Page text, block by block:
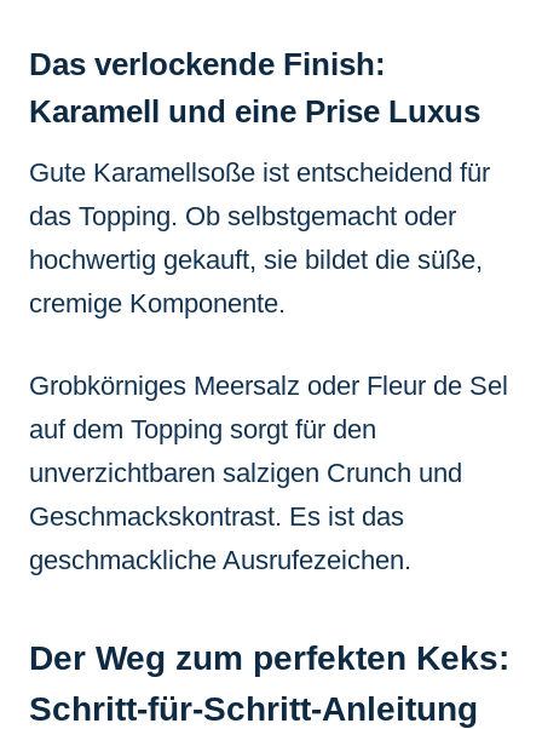
Das verlockende Finish:
Karamell und eine Prise Luxus
Gute Karamellsoße ist entscheidend für
das Topping. Ob selbstgemacht oder
hochwertig gekauft, sie bildet die süße,
cremige Komponente.
Grobkörniges Meersalz oder Fleur de Sel
auf dem Topping sorgt für den
unverzichtbaren salzigen Crunch und
Geschmackskontrast. Es ist das
geschmackliche Ausrufezeichen.
Der Weg zum perfekten Keks:
Schritt-für-Schritt-Anleitung